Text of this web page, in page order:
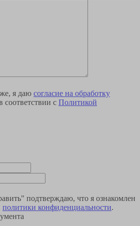
я даю согласие на обработку
соответствии с Политикой
подтверждаю, что я ознакомлен
политики конфиденциальности.